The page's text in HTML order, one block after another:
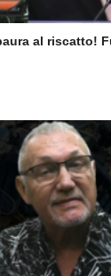
al riscatto!